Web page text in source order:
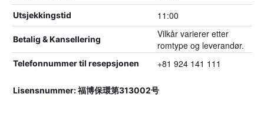
Utsjekkingstid 11:00
Betalig & Kansellering
Vilkår varierer etter
romtype og leverandør.
Telefonnummer til resepsjonen +81 924 141 111
Lisensnummer: 福博保環第313002号